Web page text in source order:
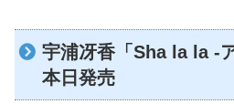
宇浦冴香「Sha la la -
本日発売